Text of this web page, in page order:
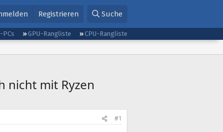
Registrieren Suche
PCs GPU-Rangliste
CPU-Rangliste
nicht mit Ryzen
#1